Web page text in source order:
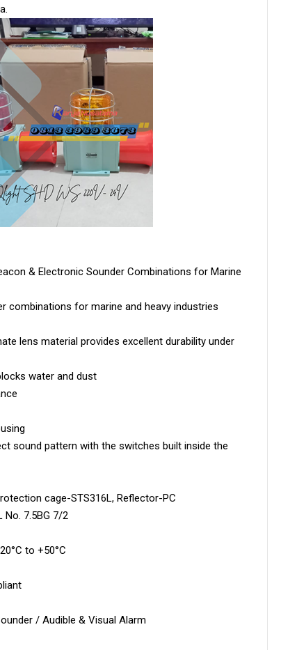
& Electronic Sounder Combinations for Marine
combinations for marine and heavy industries
lens material provides excellent durability under
water and dust
sound pattern with the switches built inside the
cage-STS316L, Reflector-PC
No. 7.5BG 7/2
to +50°C
/ Audible & Visual Alarm